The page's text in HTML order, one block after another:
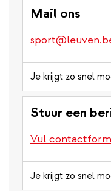
Mail ons
Je krijgt zo snel
Stuur een
Vul
Je krijgt zo snel